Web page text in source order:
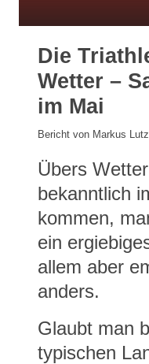
Die
Wetter –
im Mai
Bericht von Markus Lutz
Übers
bekanntlich
kommen,
ein
allem aber
anders.
Glaubt man
typischen